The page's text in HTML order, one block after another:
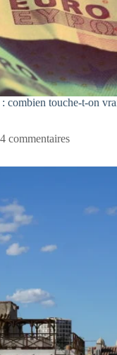
combien touche-t-on
4 commentaires